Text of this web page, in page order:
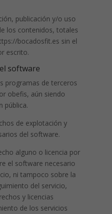
publicación y/o uso
los contenidos, totales
bocadosfit.es sin el
escrito.
software
programas de terceros
obefis, aún siendo
pública.
de explotación y
del software.
alguno o licencia por
el software necesario
ni tampoco sobre la
del servicio,
y licencias
de los servicios